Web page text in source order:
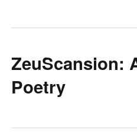
ZeuScansion:
Poetry